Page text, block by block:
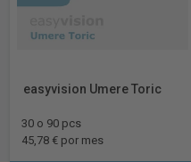
easyvision Umere Toric
30 o 90 pcs
45,78 € por mes